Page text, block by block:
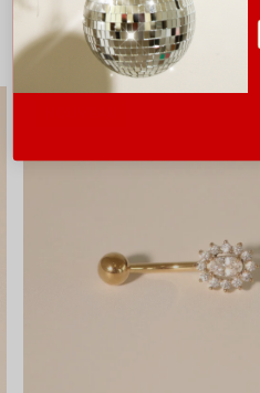
Vous pourriez aussi aimer...